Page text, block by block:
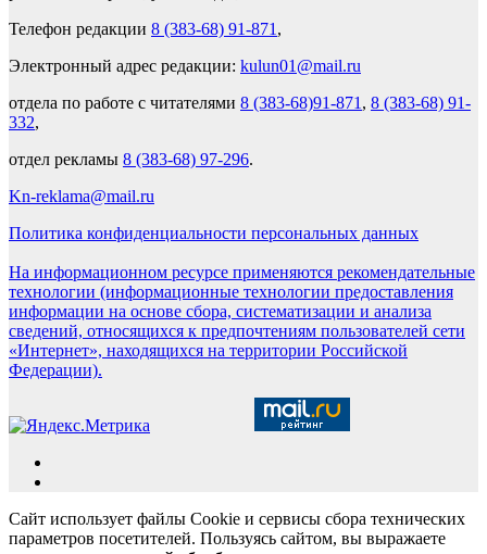
Телефон редакции 8 (383-68) 91-871 ,
Электронный адрес редакции: kulun01@mail.ru
отдела по работе с читателями 8 (383-68)91-871 , 8 (383-68) 91-
332,
отдел рекламы 8 (383-68) 97-296.
Kn-reklama@mail.ru
Политика конфиденциальности персональных данных
На информационном ресурсе применяются рекомендательные
технологии (информационные технологии предоставления
информации на основе сбора, систематизации и анализа
сведений, относящихся к предпочтениям пользователей сети
«Интернет», находящихся на территории Российской
Федерации).
Сайт использует файлы Cookie и сервисы сбора технических
параметров посетителей. Пользуясь сайтом, вы выражаете